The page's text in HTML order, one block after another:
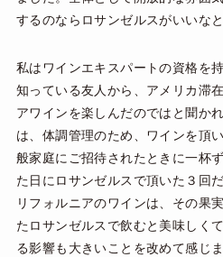
するのならロサンゼルスがいいな
私はワインエキスパートの資格を
知っている友人から、アメリカ滞
アワインを楽しんだのではと聞か
は、体調管理のため、ワインを頂
般家庭にご招待されたときに一杯
た日にロサンゼルスで頂いた３回
リフォルニアのワインは、その果
たロサンゼルスで飲むと美味しく
る影響も大きいことを改めて感じま